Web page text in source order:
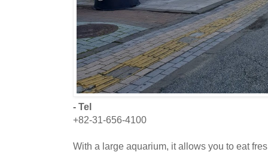
- Tel
+82-31-656-4100
With a large aquarium, it allows you to eat